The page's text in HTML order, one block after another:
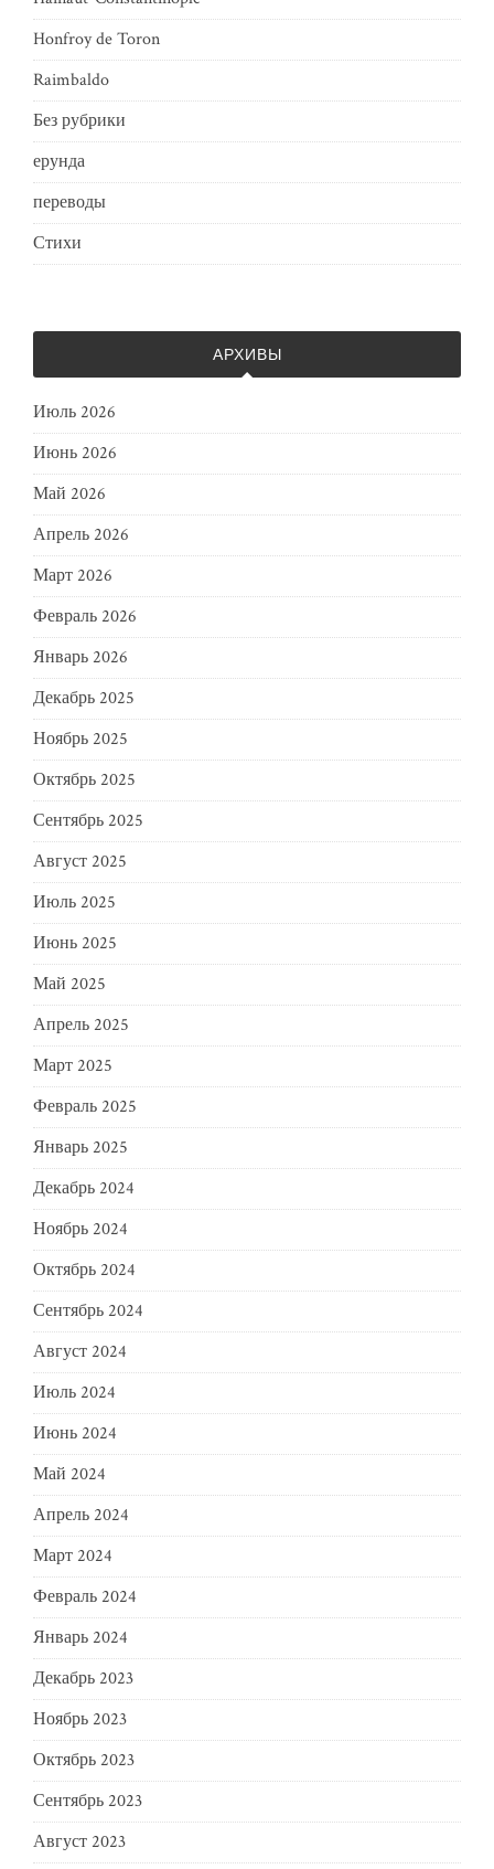
Honfroy de Toron
Raimbaldo
Без рубрики
ерунда
переводы
Стихи
АРХИВЫ
Июль 2026
Июнь 2026
Май 2026
Апрель 2026
Март 2026
Февраль 2026
Январь 2026
Декабрь 2025
Ноябрь 2025
Октябрь 2025
Сентябрь 2025
Август 2025
Июль 2025
Июнь 2025
Май 2025
Апрель 2025
Март 2025
Февраль 2025
Январь 2025
Декабрь 2024
Ноябрь 2024
Октябрь 2024
Сентябрь 2024
Август 2024
Июль 2024
Июнь 2024
Май 2024
Апрель 2024
Март 2024
Февраль 2024
Январь 2024
Декабрь 2023
Ноябрь 2023
Октябрь 2023
Сентябрь 2023
Август 2023